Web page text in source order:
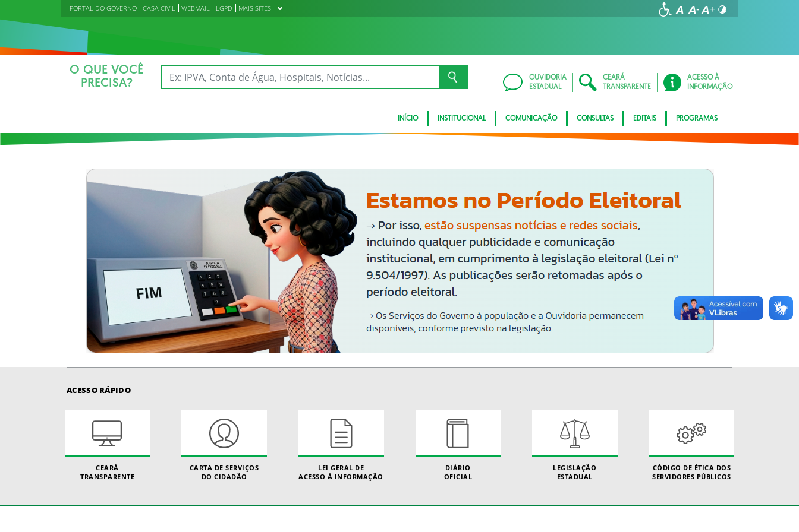
PORTAL DO GOVERNO CASA CIVIL WEBMAIL LGPD MAIS SITES
O QUE VOCÊ
PRECISA?
OUVIDORIA
ESTADUAL
CEARÁ
TRANSPARENTE
ACESSO À
INFORMAÇÃO
INÍCIO INSTITUCIONAL COMUNICAÇÃO CONSULTAS EDITAIS PROGRAMAS
ACESSO RÁPIDO
CEARÁ
TRANSPARENTE
CARTA DE SERVIÇOS
DO CIDADÃO
LEI GERAL DE
ACESSO À INFORMAÇÃO
DIÁRIO
OFICIAL
LEGISLAÇÃO
ESTADUAL
CÓDIGO DE ÉTICA DOS
SERVIDORES PÚBLICOS